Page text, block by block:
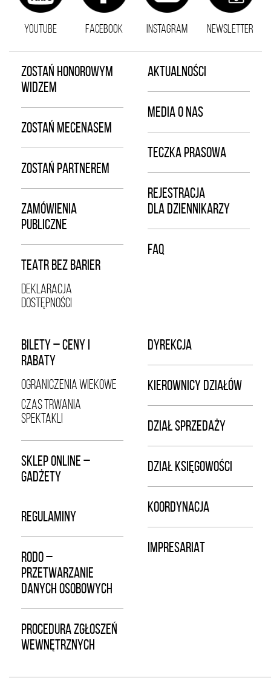
YOUTUBE FACEBOOK INSTAGRAM NEWSLETTER
ZOSTAŃ HONOROWYM
WIDZEM
ZOSTAŃ MECENASEM
ZOSTAŃ PARTNEREM
ZAMÓWIENIA
PUBLICZNE
TEATR BEZ BARIER
DEKLARACJA
DOSTĘPNOŚCI
AKTUALNOŚCI
MEDIA O NAS
TECZKA PRASOWA
REJESTRACJA
DLA DZIENNIKARZY
FAQ
BILETY – CENY I
RABATY
OGRANICZENIA WIEKOWE
CZAS TRWANIA
SPEKTAKLI
SKLEP ONLINE –
GADŻETY
REGULAMINY
RODO –
PRZETWARZANIE
DANYCH OSOBOWYCH
PROCEDURA ZGŁOSZEŃ
WEWNĘTRZNYCH
DYREKCJA
KIEROWNICY DZIAŁÓW
DZIAŁ SPRZEDAŻY
DZIAŁ KSIĘGOWOŚCI
KOORDYNACJA
IMPRESARIAT